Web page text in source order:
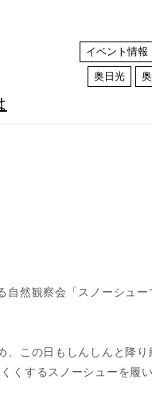
イベント情報
奥日光
自然観察会「スノーシュ
、この日もしんしんと降り
くするスノーシューを履